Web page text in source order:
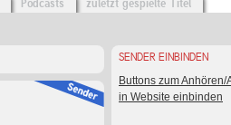
Podcasts zuletzt gespielte Titel
SENDER EINBINDEN
Buttons zum Anhören/
in Website einbinden